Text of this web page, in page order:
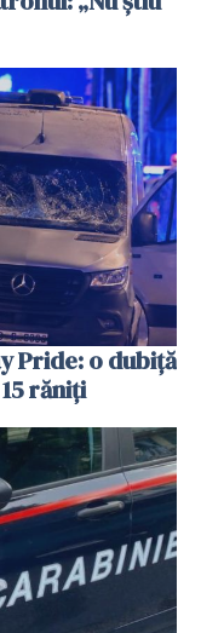
Pride: o dubiță
răniți